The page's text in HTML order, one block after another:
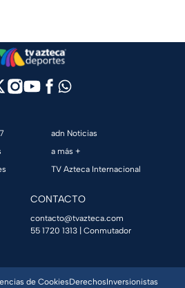
adn Noticias
a más +
TV Azteca Internacional
CONTACTO
contacto@tvazteca.com
55 1720 1313 | Conmutador
de CookiesDerechosInversionistas